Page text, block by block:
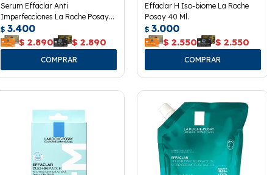
Serum Effaclar Anti
Imperfecciones La Roche Posay
30 Ml.
$ 3.400
$ 2.890 $ 2.890
Effaclar H Iso-biome La Roche
Posay 40 Ml.
$ 3.000
$ 2.550 $ 2.550